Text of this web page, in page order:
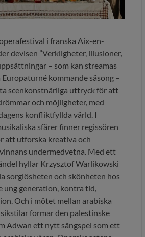
i franska Aix-en-
devisen ”Verkligheter, illusioner,
– som kan streamas
kommande säsong –
scenkonstnärliga uttryck för att
och möjligheter, med
konfliktfyllda värld. I
sfärer finner regissören
att utforska kreativa och
undermedvetna. Med ett
hyllar Krzysztof Warlikowski
sorglösheten och skönheten hos
ung generation, kontra tid,
Och i mötet mellan arabiska
formar den palestinske
Adwan ett nytt sångspel som ett